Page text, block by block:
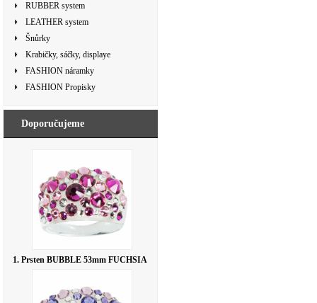
RUBBER system
LEATHER system
Šnůrky
Krabičky, sáčky, displaye
FASHION náramky
FASHION Propisky
Doporučujeme
1. Prsten BUBBLE 53mm FUCHSIA